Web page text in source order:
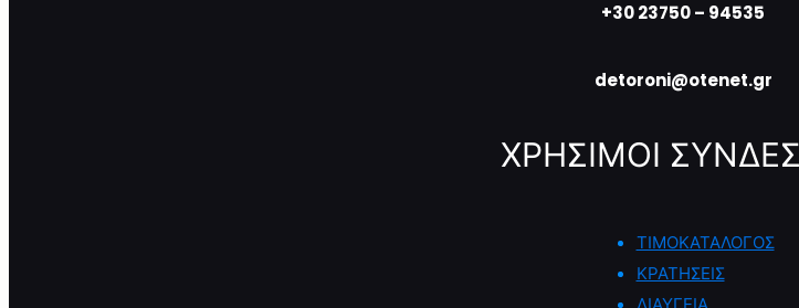
+30 23750 – 94535
detoroni@otenet.gr
ΧΡΗΣΙΜΟΙ
ΤΙΜΟΚΑΤΑΛΟΓΟΣ
ΚΡΑΤΗΣΕΙΣ